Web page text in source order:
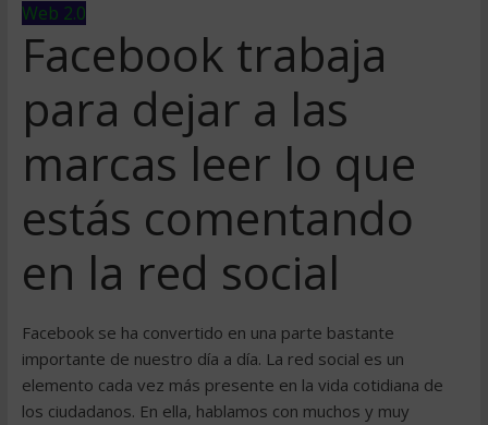
Web 2.0
Facebook trabaja
para dejar a las
marcas leer lo que
estás comentando
en la red social
Facebook se ha convertido en una parte bastante
importante de nuestro día a día. La red social es un
elemento cada vez más presente en la vida cotidiana de
los ciudadanos. En ella, hablamos con muchos y muy